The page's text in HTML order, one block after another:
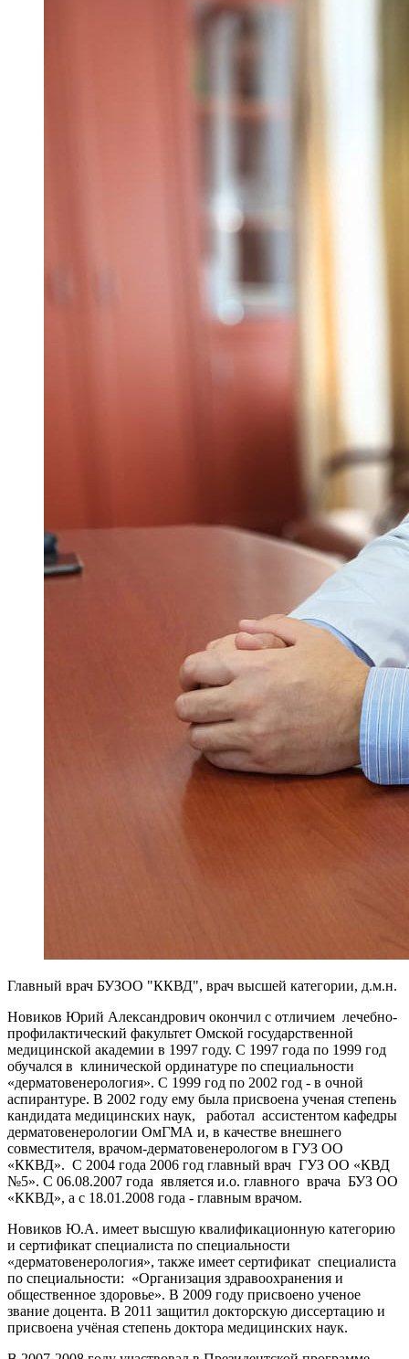
Главный врач БУЗОО "ККВД", врач высшей категории, д.м.н.
Новиков Юрий Александрович окончил с отличием лечебно-
профилактический факультет Омской государственной
медицинской академии в 1997 году. С 1997 года по 1999 год
обучался в клинической ординатуре по специальности
«дерматовенерология». С 1999 год по 2002 год - в очной
аспирантуре. В 2002 году ему была присвоена ученая степень
кандидата медицинских наук, работал ассистентом кафедры
дерматовенерологии ОмГМА и, в качестве внешнего
совместителя, врачом-дерматовенерологом в ГУЗ ОО
«ККВД». С 2004 года 2006 год главный врач ГУЗ ОО «КВД
№5». С 06.08.2007 года является и.о. главного врача БУЗ ОО
«ККВД», а с 18.01.2008 года - главным врачом.
Новиков Ю.А. имеет высшую квалификационную категорию
и сертификат специалиста по специальности
«дерматовенерология», также имеет сертификат специалиста
по специальности: «Организация здравоохранения и
общественное здоровье». В 2009 году присвоено ученое
звание доцента. В 2011 защитил докторскую диссертацию и
присвоена учёная степень доктора медицинских наук.